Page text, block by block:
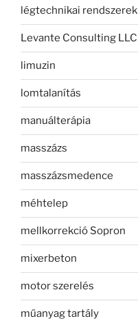
légtechnikai rendszerek
Levante Consulting LLC
limuzin
lomtalanítás
manuálterápia
masszázs
masszázsmedence
méhtelep
mellkorrekció Sopron
mixerbeton
motor szerelés
műanyag tartály